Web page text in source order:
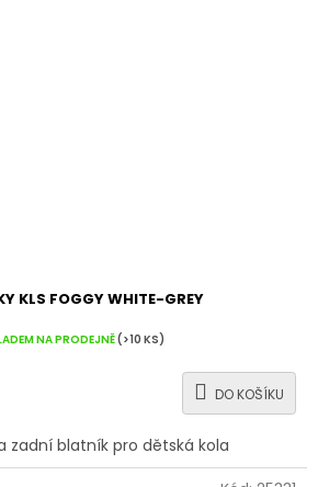
KLS FOGGY WHITE-GREY
NA PRODEJNĚ(>10 KS)
DO KOŠÍKU
zadní blatník pro dětská kola